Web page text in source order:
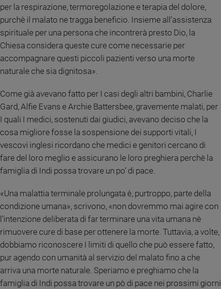
Podcast
Privacy
Chi
siamo
Contatti
Pubblicità
Registrati
Redazione
Social
per la respirazione, termoregolazione e terapia del dolore,
purchè il malato ne tragga beneficio. Insieme all’assistenza
spirituale per una persona che incontrerà presto Dio, la
Chiesa considera queste cure come necessarie per
accompagnare questi piccoli pazienti verso una morte
naturale che sia dignitosa».
Come già avevano fatto per I casi degli altri bambini, Charlie
Gard, Alfie Evans e Archie Battersbee, gravemente malati, per
I quali I medici, sostenuti dai giudici, avevano deciso che la
cosa migliore fosse la sospensione dei supporti vitali, I
vescovi inglesi ricordano che medici e genitori cercano di
fare del loro meglio e assicurano le loro preghiera perchè la
famiglia di Indi possa trovare un po’ di pace.
«Una malattia terminale prolungata è, purtroppo, parte della
condizione umana», scrivono, «non dovremmo mai agire con
l’intenzione deliberata di far terminare una vita umana nè
rimuovere cure di base per ottenere la morte. Tuttavia, a volte,
dobbiamo riconoscere I limiti di quello che può essere fatto,
pur agendo con umanità al servizio del malato fino a che
arriva una morte naturale. Speriamo e preghiamo che la
famiglia di Indi possa trovare un pò di pace nei prossimi giorni